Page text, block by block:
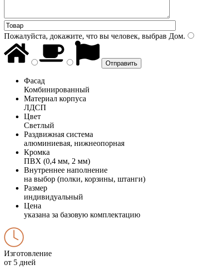
Пожалуйста, докажите, что вы человек, выбрав Дом.
Фасад
Комбинированный
Материал корпуса
ЛДСП
Цвет
Светлый
Раздвижная система
алюминиевая, нижнеопорная
Кромка
ПВХ (0,4 мм, 2 мм)
Внутреннее наполнение
на выбор (полки, корзины, штанги)
Размер
индивидуальный
Цена
указана за базовую комплектацию
Изготовление
от 5 дней